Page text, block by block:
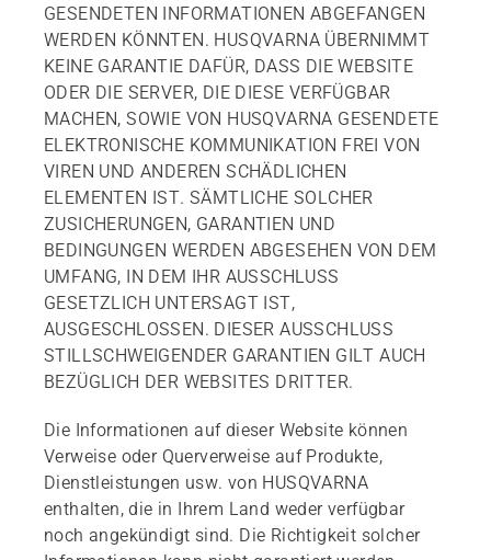
GESENDETEN INFORMATIONEN ABGEFANGEN
WERDEN KÖNNTEN. HUSQVARNA ÜBERNIMMT
KEINE GARANTIE DAFÜR, DASS DIE WEBSITE
ODER DIE SERVER, DIE DIESE VERFÜGBAR
MACHEN, SOWIE VON HUSQVARNA GESENDETE
ELEKTRONISCHE KOMMUNIKATION FREI VON
VIREN UND ANDEREN SCHÄDLICHEN
ELEMENTEN IST. SÄMTLICHE SOLCHER
ZUSICHERUNGEN, GARANTIEN UND
BEDINGUNGEN WERDEN ABGESEHEN VON DEM
UMFANG, IN DEM IHR AUSSCHLUSS
GESETZLICH UNTERSAGT IST,
AUSGESCHLOSSEN. DIESER AUSSCHLUSS
STILLSCHWEIGENDER GARANTIEN GILT AUCH
BEZÜGLICH DER WEBSITES DRITTER.
Die Informationen auf dieser Website können
Verweise oder Querverweise auf Produkte,
Dienstleistungen usw. von HUSQVARNA
enthalten, die in Ihrem Land weder verfügbar
noch angekündigt sind. Die Richtigkeit solcher